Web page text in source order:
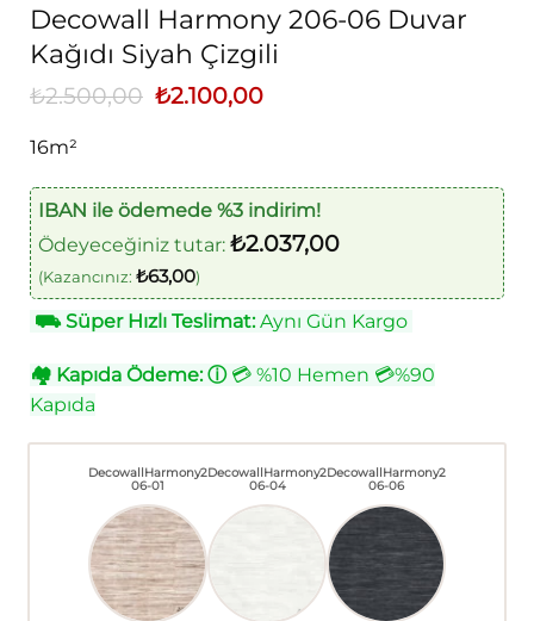
Decowall Harmony 206-06 Duvar
Kağıdı Siyah Çizgili
₺2.500,00 Orijinal
fiyat:
₺2.100,00Şu
16m²
IBAN ile ödemede %3 indirim!
Ödeyeceğiniz tutar: ₺2.037,00
(Kazancınız: ₺63,00)
⛟Süper Hızlı Teslimat:Aynı Gün Kargo
🏘 Kapıda Ödeme: ⓘ💳 %10 Hemen 💳%90
Kapıda
DecowallHarmony2
06-01
DecowallHarmony2
06-04
DecowallHarmony2
06-06